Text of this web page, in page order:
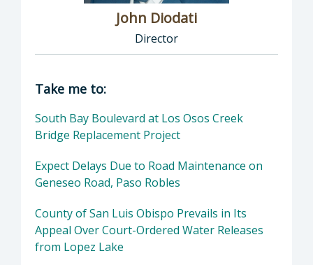
John Diodati
Director
Director of Public Works: John Diodati,
Take me to:
South Bay Boulevard at Los Osos Creek
Bridge Replacement Project
Expect Delays Due to Road Maintenance on
Geneseo Road, Paso Robles
County of San Luis Obispo Prevails in Its
Appeal Over Court-Ordered Water Releases
from Lopez Lake